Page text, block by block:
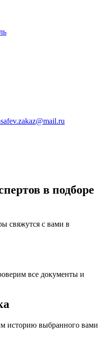
в подборе
свяжутся с вами в
все документы и
историю выбранного вами